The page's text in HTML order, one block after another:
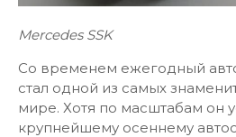
Mercedes SSK
Со временем ежегодный
стал одной из самых
мире. Хотя по масштабам он
крупнейшему осеннему